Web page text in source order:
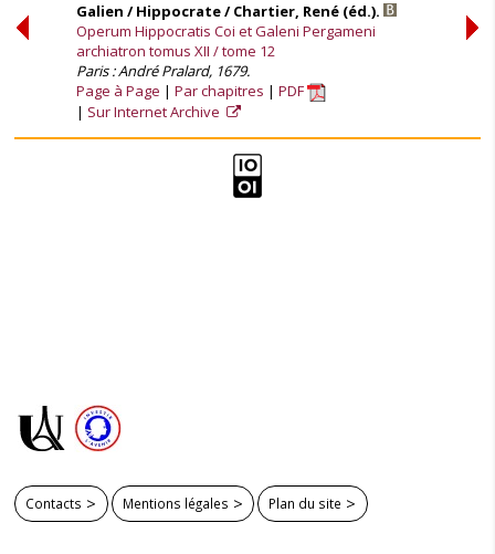
Galien / Hippocrate / Chartier, René (éd.).
Operum Hippocratis Coi et Galeni Pergameni
archiatron tomus XII / tome 12
Paris : André Pralard, 1679.
Page à Page
Par chapitres
PDF
Sur Internet Archive
Contacts Mentions légales Plan du site